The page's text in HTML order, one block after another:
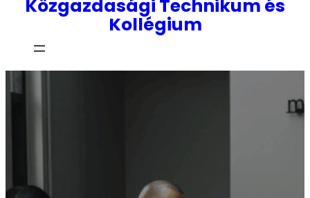
Közgazdasági Technikum és
Kollégium